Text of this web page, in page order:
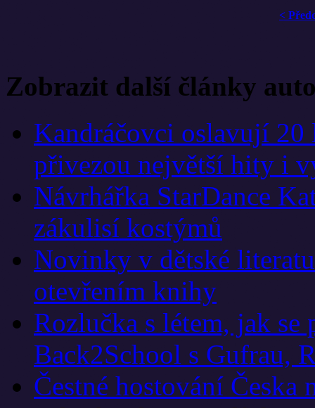
<
Zobrazit další články
Kandráčovci oslavují 20
přivezou největší hity i
Návrhářka StarDance
zákulisí kostýmů
Novinky v dětské
otevřením knihy
Rozlučka s létem, jak
Back2School s Gufrau,
Čestné hostování